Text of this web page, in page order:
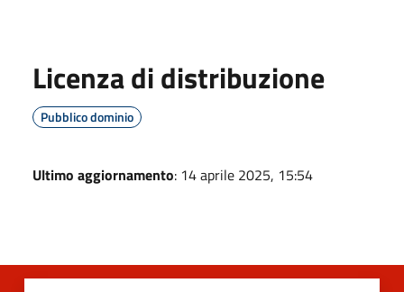
Licenza di distribuzione
Pubblico dominio
Ultimo aggiornamento: 14 aprile 2025, 15:54